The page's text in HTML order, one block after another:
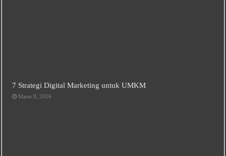
7 Strategi Digital Marketing untuk UMKM
Maret 8, 2026